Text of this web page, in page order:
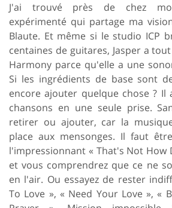
J'ai trouvé près de chez
expérimenté qui partage ma
Blaute. Et même si le studio ICP
centaines de guitares, Jasper a
Harmony parce qu'elle a une
Si les ingrédients de base sont
encore ajouter quelque chose ? Il
chansons en une seule prise.
retirer ou ajouter, car la
place aux mensonges. Il faut
l'impressionnant « That's Not How
et vous comprendrez que ce ne
en l'air. Ou essayez de rester
To Love », « Need Your Love », «